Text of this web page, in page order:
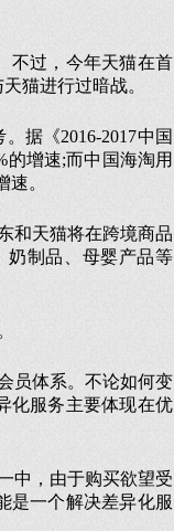
不过，今年天猫在首
猫进行过暗战。
据《2016-2017中国
的增速;而中国海淘用
。
和天猫将在跨境商品
奶制品、母婴产品等
员体系。不论如何变
化服务主要体现在优
中，由于购买欲望受
是一个解决差异化服